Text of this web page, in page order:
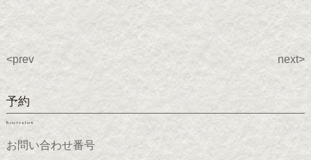
<prev next>
予約
Reservation
お問い合わせ番号